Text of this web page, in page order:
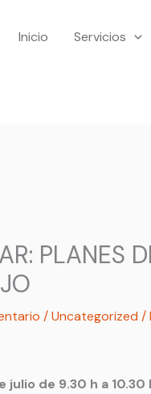
Inicio Servicios
PLANES
/Uncategorized /
julio de 9.30 h a 10.30